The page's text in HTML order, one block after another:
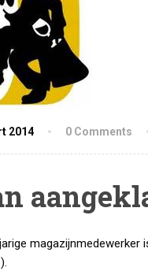
2014 0 Comments
magazijnmedewerker